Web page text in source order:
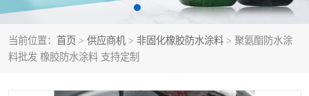
当前位置： 首页 > 供应商机 > 非固化橡胶防水涂料 > 聚氨酯防水涂
料批发 橡胶防水涂料 支持定制
非固化橡胶防水涂料